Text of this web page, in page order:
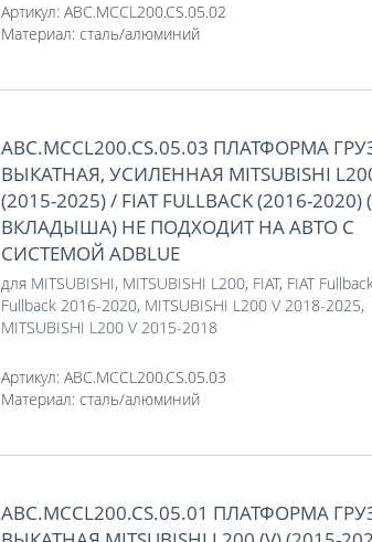
Артикул: ABC.MCCL200.CS.05.02
Материал: сталь/алюминий
ABC.MCCL200.CS.05.03 ПЛАТФОРМА
ВЫКАТНАЯ, УСИЛЕННАЯ MITSUBISHI
(2015-2025) / FIAT FULLBACK (2016-2020)
ВКЛАДЫША) НЕ ПОДХОДИТ НА АВТО С
СИСТЕМОЙ ADBLUE
для MITSUBISHI, MITSUBISHI L200, FIAT, FIAT
Fullback 2016-2020, MITSUBISHI L200 V 2018-2025,
MITSUBISHI L200 V 2015-2018
Артикул: ABC.MCCL200.CS.05.03
Материал: сталь/алюминий
ABC.MCCL200.CS.05.01 ПЛАТФОРМА